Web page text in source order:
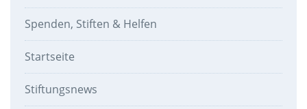
Spenden, Stiften & Helfen
Startseite
Stiftungsnews